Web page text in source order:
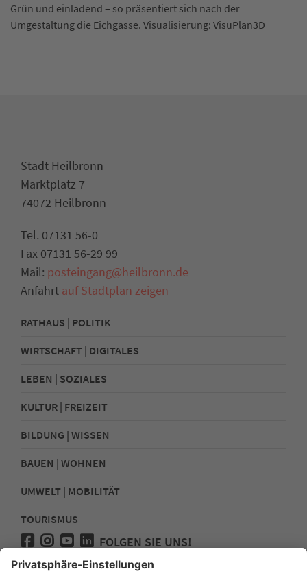
Grün und einladend – so präsentiert sich nach der
Umgestaltung die Eichgasse. Visualisierung: VisuPlan3D
Stadt Heilbronn
Marktplatz 7
74072 Heilbronn
Tel. 07131 56-0
Fax 07131 56-29 99
Mail: posteingang@heilbronn.de
Anfahrt auf Stadtplan zeigen
RATHAUS | POLITIK
WIRTSCHAFT | DIGITALES
LEBEN | SOZIALES
KULTUR | FREIZEIT
BILDUNG | WISSEN
BAUEN | WOHNEN
UMWELT | MOBILITÄT
TOURISMUS
FOLGEN SIE UNS!